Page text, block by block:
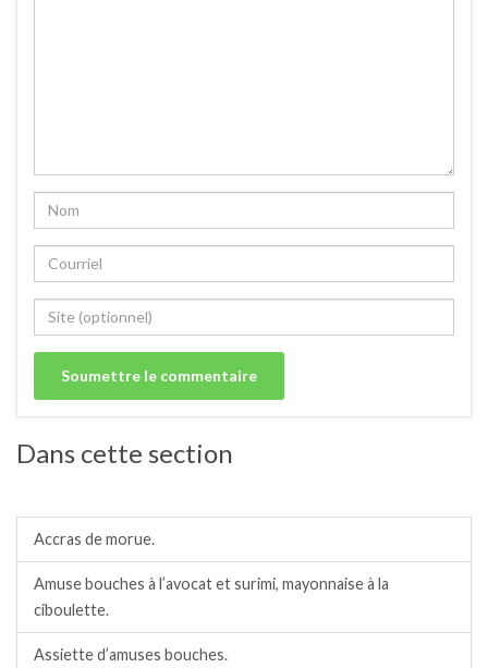
Dans cette section
Accras de morue.
Amuse bouches à l’avocat et surimi, mayonnaise à la
ciboulette.
Assiette d’amuses bouches.